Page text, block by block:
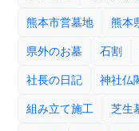
熊本市営墓地 熊本
県外のお墓 石割
社長の日記 神社仏
組み立て施工 芝生